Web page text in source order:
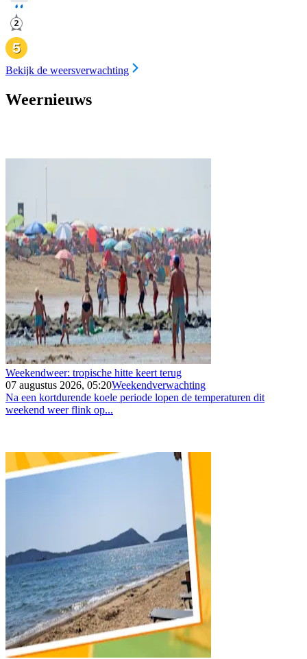
Bekijk de weersverwachting
Weernieuws
Weekendweer: tropische hitte keert terug
07 augustus 2026, 05:20Weekendverwachting
Na een kortdurende koele periode lopen de temperaturen dit
weekend weer flink op...